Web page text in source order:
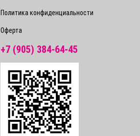
Политика конфиденциальности
Оферта
+7 (905) 384-64-45